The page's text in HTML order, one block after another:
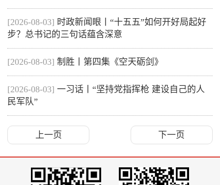
[2026-08-03] 时政新闻眼丨“十五五”如何开好局起好
步？总书记的三句话蕴含深意
[2026-08-03] 制胜丨第四集《空天砺剑》
[2026-08-03] 一习话丨“坚持党指挥枪 建设自己的人
民军队”
上一页 下一页